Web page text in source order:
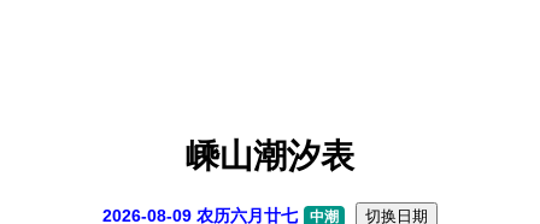
嵊山潮汐表
2026-08-09 农历六月廿七 中潮 切换日期